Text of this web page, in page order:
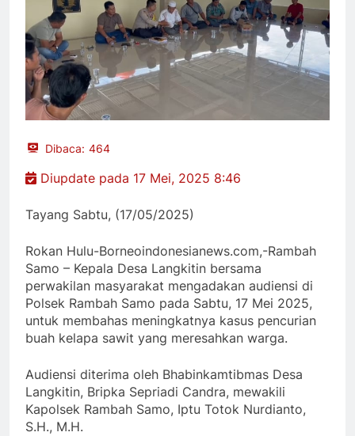
Dibaca: 464
Diupdate pada 17 Mei, 2025 8:46
Tayang Sabtu, (17/05/2025)
Rokan Hulu-Borneoindonesianews.com,-Rambah
Samo – Kepala Desa Langkitin bersama
perwakilan masyarakat mengadakan audiensi di
Polsek Rambah Samo pada Sabtu, 17 Mei 2025,
untuk membahas meningkatnya kasus pencurian
buah kelapa sawit yang meresahkan warga.
Audiensi diterima oleh Bhabinkamtibmas Desa
Langkitin, Bripka Sepriadi Candra, mewakili
Kapolsek Rambah Samo, Iptu Totok Nurdianto,
S.H., M.H.